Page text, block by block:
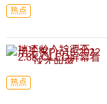
热点
热点